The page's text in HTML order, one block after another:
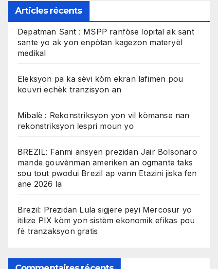
Articles récents
Depatman Sant : MSPP ranfòse lopital ak sant
sante yo ak yon enpòtan kagezon materyèl
medikal
Eleksyon pa ka sèvi kòm ekran lafimen pou
kouvri echèk tranzisyon an
Mibalè : Rekonstriksyon yon vil kòmanse nan
rekonstriksyon lespri moun yo
BREZIL: Fanmi ansyen prezidan Jair Bolsonaro
mande gouvènman ameriken an ogmante taks
sou tout pwodui Brezil ap vann Etazini jiska fen
ane 2026 la
Brezil: Prezidan Lula sigjere peyi Mercosur yo
itilize PIX kòm yon sistèm ekonomik efikas pou
fè tranzaksyon gratis